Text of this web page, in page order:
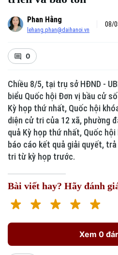
Phan Hằng
lehang.phan@daihanoi.vn
08/
0
Chiều 8/5, tại trụ sở HĐND -
biểu Quốc hội Đơn vị bầu cử
Kỳ họp thứ nhất, Quốc hội
diện cử tri của 12 xã, phường
quả Kỳ họp thứ nhất, Quốc
báo cáo kết quả giải quyết,
tri từ kỳ họp trước.
Bài viết hay? Hãy đánh
Xem 0